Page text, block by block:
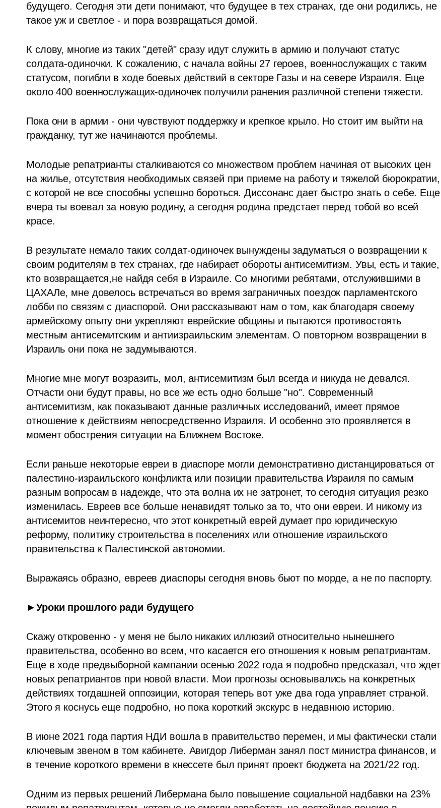
будущего. Сегодня эти дети понимают, что будущее в тех странах, где они родились, не
такое уж и светлое - и пора возвращаться домой.
К слову, многие из таких "детей" сразу идут служить в армию и получают статус
солдата-одиночки. К сожалению, с начала войны 27 героев, военнослужащих с таким
статусом, погибли в ходе боевых действий в секторе Газы и на севере Израиля. Еще
около 400 военнослужащих-одиночек получили ранения различной степени тяжести.
Пока они в армии - они чувствуют поддержку и крепкое крыло. Но стоит им выйти на
гражданку, тут же начинаются проблемы.
Молодые репатрианты сталкиваются со множеством проблем начиная от высоких цен
на жилье, отсутствия необходимых связей при приеме на работу и тяжелой бюрократии,
с которой не все способны успешно бороться. Диссонанс дает быстро знать о себе. Еще
вчера ты воевал за новую родину, а сегодня родина предстает перед тобой во всей
красе.
В результате немало таких солдат-одиночек вынуждены задуматься о возвращении к
своим родителям в тех странах, где набирает обороты антисемитизм. Увы, есть и такие,
кто возвращается,не найдя себя в Израиле. Со многими ребятами, отслужившими в
ЦАХАЛе, мне довелось встречаться во время заграничных поездок парламентского
лобби по связям с диаспорой. Они рассказывают нам о том, как благодаря своему
армейскому опыту они укрепляют еврейские общины и пытаются противостоять
местным антисемитским и антиизраильским элементам. О повторном возвращении в
Израиль они пока не задумываются.
Многие мне могут возразить, мол, антисемитизм был всегда и никуда не девался.
Отчасти они будут правы, но все же есть одно больше "но". Современный
антисемитизм, как показывают данные различных исследований, имеет прямое
отношение к действиям непосредственно Израиля. И особенно это проявляется в
момент обострения ситуации на Ближнем Востоке.
Если раньше некоторые евреи в диаспоре могли демонстративно дистанцироваться от
палестино-израильского конфликта или позиции правительства Израиля по самым
разным вопросам в надежде, что эта волна их не затронет, то сегодня ситуация резко
изменилась. Евреев все больше ненавидят только за то, что они евреи. И никому из
антисемитов неинтересно, что этот конкретный еврей думает про юридическую
реформу, политику строительства в поселениях или отношение израильского
правительства к Палестинской автономии.
Выражаясь образно, евреев диаспоры сегодня вновь бьют по морде, а не по паспорту.
►Уроки прошлого ради будущего
Скажу откровенно - у меня не было никаких иллюзий относительно нынешнего
правительства, особенно во всем, что касается его отношения к новым репатриантам.
Еще в ходе предвыборной кампании осенью 2022 года я подробно предсказал, что ждет
новых репатриантов при новой власти. Мои прогнозы основывались на конкретных
действиях тогдашней оппозиции, которая теперь вот уже два года управляет страной.
Этого я коснусь еще подробно, но пока короткий экскурс в недавнюю историю.
В июне 2021 года партия НДИ вошла в правительство перемен, и мы фактически стали
ключевым звеном в том кабинете. Авигдор Либерман занял пост министра финансов, и
в течение короткого времени в кнессете был принят проект бюджета на 2021/22 год.
Одним из первых решений Либермана было повышение социальной надбавки на 23%